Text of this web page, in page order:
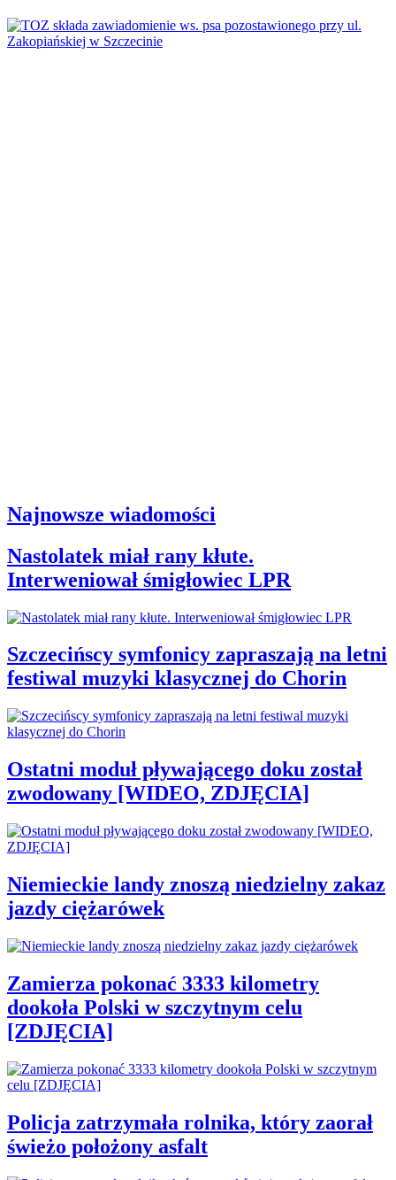
Najnowsze wiadomości
Nastolatek miał rany kłute.
Interweniował śmigłowiec LPR
Szczecińscy symfonicy zapraszają na letni
festiwal muzyki klasycznej do Chorin
Ostatni moduł pływającego doku został
zwodowany [WIDEO, ZDJĘCIA]
Niemieckie landy znoszą niedzielny zakaz
jazdy ciężarówek
Zamierza pokonać 3333 kilometry
dookoła Polski w szczytnym celu
[ZDJĘCIA]
Policja zatrzymała rolnika, który zaorał
świeżo położony asfalt